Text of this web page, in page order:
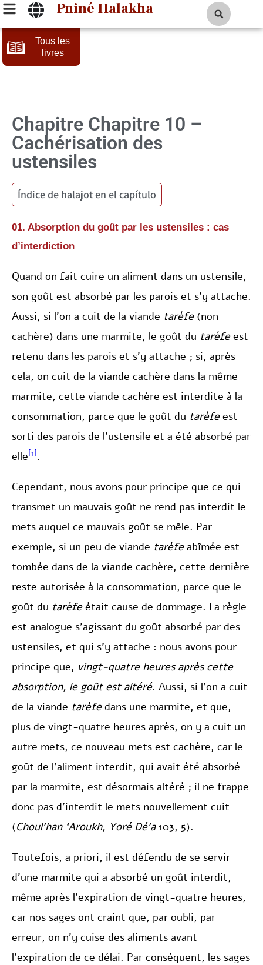
Pniné Halakha
Tous les
livres
Chapitre 10 –
Cachérisation des
ustensiles
Índice de halajot en el capítulo
01. Absorption du goût par les ustensiles : cas
d’interdiction
Quand on fait cuire un aliment dans un ustensile,
son goût est absorbé par les parois et s’y attache.
Aussi, si l’on a cuit de la viande tarèfe(non
cachère) dans une marmite, le goût du tarèfeest
retenu dans les parois et s’y attache ; si, après
cela, on cuit de la viande cachère dans la même
marmite, cette viande cachère est interdite à la
consommation, parce que le goût du tarèfeest
sorti des parois de l’ustensile et a été absorbé par
elle[1] .
Cependant, nous avons pour principe que ce qui
transmet un mauvais goût ne rend pas interdit le
mets auquel ce mauvais goût se mêle. Par
exemple, si un peu de viande tarèfeabîmée est
tombée dans de la viande cachère, cette dernière
reste autorisée à la consommation, parce que le
goût du tarèfeétait cause de dommage. La règle
est analogue s’agissant du goût absorbé par des
ustensiles, et qui s’y attache : nous avons pour
principe que, vingt-quatre heures après cette
absorption, le goût est altéré. Aussi, si l’on a cuit
de la viande tarèfedans une marmite, et que,
plus de vingt-quatre heures après, on y a cuit un
autre mets, ce nouveau mets est cachère, car le
goût de l’aliment interdit, qui avait été absorbé
par la marmite, est désormais altéré ; il ne frappe
donc pas d’interdit le mets nouvellement cuit
(Choul’han ‘Aroukh, Yoré Dé’a103, 5).
Toutefois, a priori, il est défendu de se servir
d’une marmite qui a absorbé un goût interdit,
même après l’expiration de vingt-quatre heures,
car nos sages ont craint que, par oubli, par
erreur, on n’y cuise des aliments avant
l’expiration de ce délai. Par conséquent, les sages